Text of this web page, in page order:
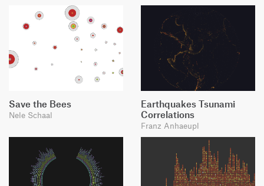
Save the Bees
Nele Schaal
Earthquakes Tsunami
Correlations
Franz Anhaeupl